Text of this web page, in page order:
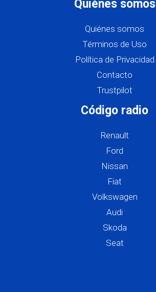
Quiénes somos
Quiénes somos
Términos de Uso
Política de Privacidad
Contacto
Trustpilot
Código radio
Renault
Ford
Nissan
Fiat
Volkswagen
Audi
Skoda
Seat